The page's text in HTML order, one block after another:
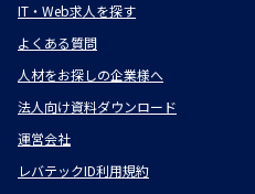
IT・Web求人を探す
よくある質問
人材をお探しの企業様へ
法人向け資料ダウンロード
運営会社
レバテックID利用規約